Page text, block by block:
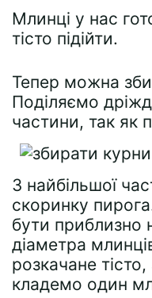
Млинці у нас
тісто підійти.
Тепер можна
Поділяємо
частини, так як
З найбільшої
скоринку
бути приблизно
діаметра
розкачане
кладемо один